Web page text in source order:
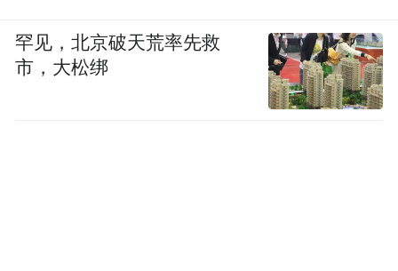
罕见，北京破天荒率先救
市，大松绑